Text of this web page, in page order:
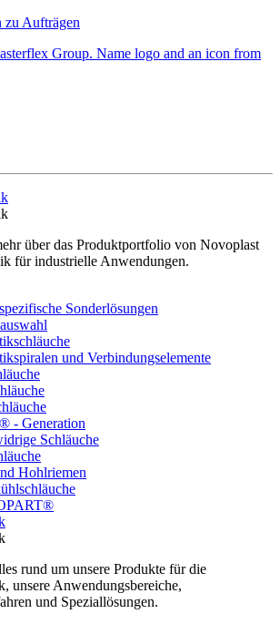
zu Aufträgen
über das Produktportfolio von Novoplast
für industrielle Anwendungen.
Sonderlösungen
und Verbindungselemente
- Generation
Schläuche
Hohlriemen
rund um unsere Produkte für die
unsere Anwendungsbereiche,
und Speziallösungen.